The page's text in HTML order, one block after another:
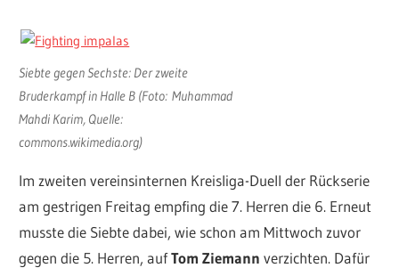
Siebte gegen Sechste: Der zweite
Bruderkampf in Halle B (Foto: Muhammad
Mahdi Karim, Quelle:
commons.wikimedia.org)
Im zweiten vereinsinternen Kreisliga-Duell der Rückserie
am gestrigen Freitag empfing die 7. Herren die 6. Erneut
musste die Siebte dabei, wie schon am Mittwoch zuvor
gegen die 5. Herren, aufTom Ziemann verzichten. Dafür